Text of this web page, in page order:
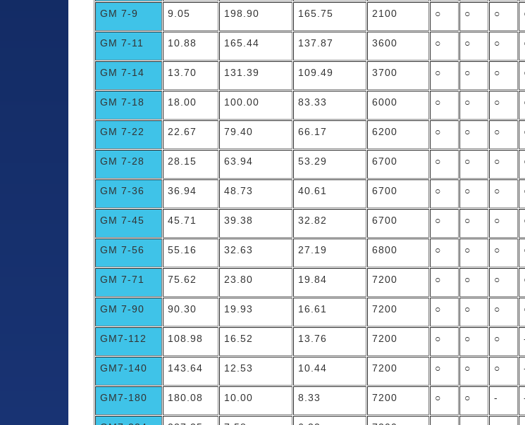
GM 7-9 9.05 198.90 165.75 2100 ○ ○ ○
GM 7-11 10.88 165.44 137.87 3600 ○ ○ ○
GM 7-14 13.70 131.39 109.49 3700 ○ ○ ○
GM 7-18 18.00 100.00 83.33 6000 ○ ○ ○
GM 7-22 22.67 79.40 66.17 6200 ○ ○ ○
GM 7-28 28.15 63.94 53.29 6700 ○ ○ ○
GM 7-36 36.94 48.73 40.61 6700 ○ ○ ○
GM 7-45 45.71 39.38 32.82 6700 ○ ○ ○
GM 7-56 55.16 32.63 27.19 6800 ○ ○ ○
GM 7-71 75.62 23.80 19.84 7200 ○ ○ ○
GM 7-90 90.30 19.93 16.61 7200 ○ ○ ○
GM7-112 108.98 16.52 13.76 7200 ○ ○ ○
GM7-140 143.64 12.53 10.44 7200 ○ ○ ○
GM7-180 180.08 10.00 8.33 7200 ○ ○ -